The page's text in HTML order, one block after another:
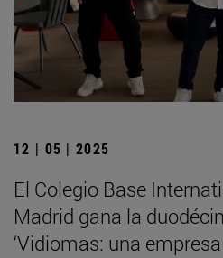
12 | 05 | 2025
El Colegio Base
Madrid gana la
‘Vidiomas: una